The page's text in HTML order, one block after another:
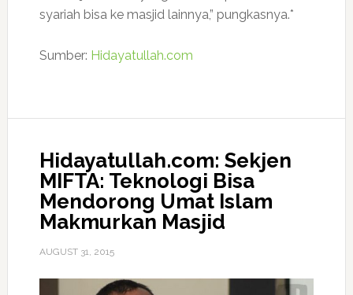
syariah bisa ke masjid lainnya,” pungkasnya.*
Sumber: Hidayatullah.com
Hidayatullah.com: Sekjen
MIFTA: Teknologi Bisa
Mendorong Umat Islam
Makmurkan Masjid
AUGUST 31, 2015